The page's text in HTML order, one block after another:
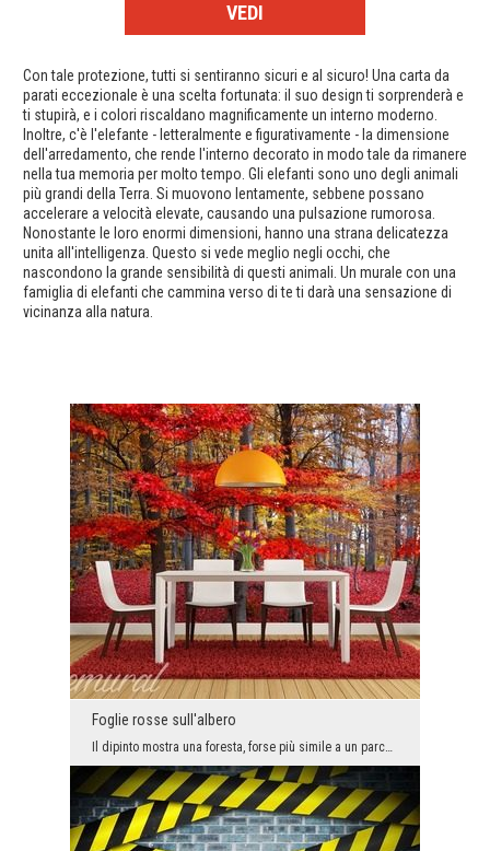
VEDI
Con tale protezione, tutti si sentiranno sicuri e al sicuro! Una carta da
parati eccezionale è una scelta fortunata: il suo design ti sorprenderà e
ti stupirà, e i colori riscaldano magnificamente un interno moderno.
Inoltre, c'è l'elefante - letteralmente e figurativamente - la dimensione
dell'arredamento, che rende l'interno decorato in modo tale da rimanere
nella tua memoria per molto tempo. Gli elefanti sono uno degli animali
più grandi della Terra. Si muovono lentamente, sebbene possano
accelerare a velocità elevate, causando una pulsazione rumorosa.
Nonostante le loro enormi dimensioni, hanno una strana delicatezza
unita all'intelligenza. Questo si vede meglio negli occhi, che
nascondono la grande sensibilità di questi animali. Un murale con una
famiglia di elefanti che cammina verso di te ti darà una sensazione di
vicinanza alla natura.
Foglie rosse sull'albero
Il dipinto mostra una foresta, forse più simile a un parco. Le passeggiate autunnali nel parco of...